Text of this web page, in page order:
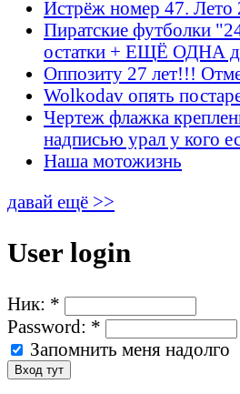
Истрёж номер 47. Лето
Пиратские футболки
остатки + ЕЩЁ ОДНА
Оппозиту 27 лет!!!
Wolkodav опять
Чертеж флажка
надписью урал у кого
Наша мотожизнь
давай ещё >>
User login
Ник: *
Password: *
Запомнить меня надолго